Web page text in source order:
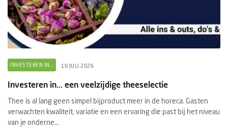
INVESTEREN IN... 10 JULI 2026
Investeren in... een veelzijdige theeselectie
Thee is al lang geen simpel bijproduct meer in de horeca. Gasten
verwachten kwaliteit, variatie en een ervaring die past bij het niveau
van je onderne...